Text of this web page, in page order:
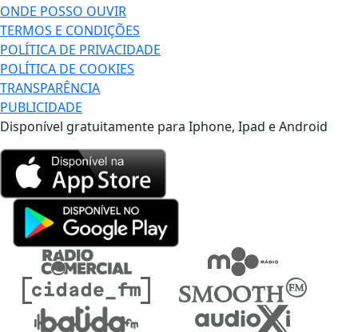
ONDE POSSO OUVIR
TERMOS E CONDIÇÕES
POLÍTICA DE PRIVACIDADE
POLÍTICA DE COOKIES
TRANSPARÊNCIA
PUBLICIDADE
Disponível gratuitamente para Iphone, Ipad e Android